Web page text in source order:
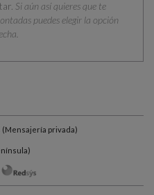
Si aún así quieres que te
puedes elegir la opción
(Mensajería privada)